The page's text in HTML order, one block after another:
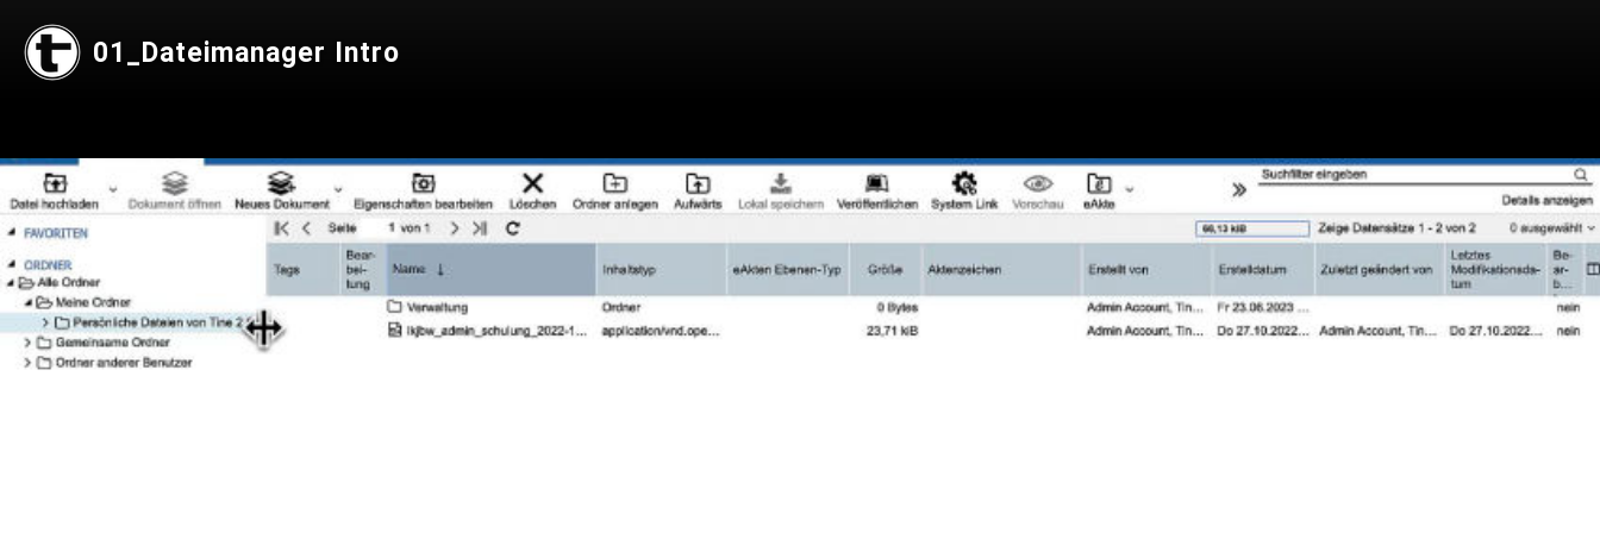
01_Dateimanager Intro